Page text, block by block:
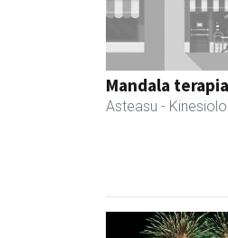
Mandala
Asteasu -